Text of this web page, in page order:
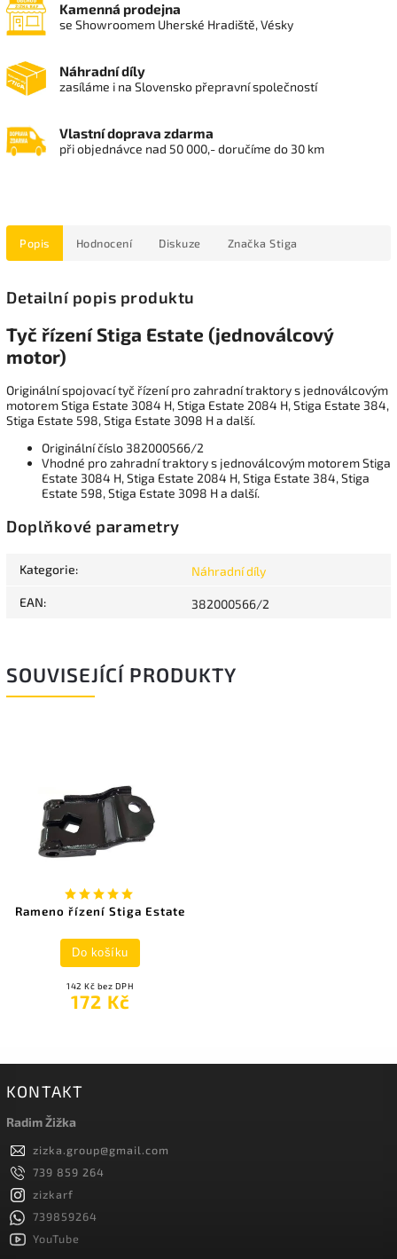
Kamenná prodejna
se Showroomem Uherské Hradiště, Vésky
Náhradní díly
zasíláme i na Slovensko přepravní společností
Vlastní doprava zdarma
při objednávce nad 50 000,- doručíme do 30 km
Popis Hodnocení Diskuze Značka Stiga
Detailní popis produktu
Tyč řízení Stiga Estate (jednoválcový
motor)
Originální spojovací tyč řízení pro zahradní traktory s jednoválcovým
motorem Stiga Estate 3084 H, Stiga Estate 2084 H, Stiga Estate 384,
Stiga Estate 598, Stiga Estate 3098 H a další.
Originální číslo 382000566/2
Vhodné pro zahradní traktory s jednoválcovým motorem Stiga
Estate 3084 H, Stiga Estate 2084 H, Stiga Estate 384, Stiga
Estate 598, Stiga Estate 3098 H a další.
Doplňkové parametry
Kategorie: Náhradní díly
EAN: 382000566/2
SOUVISEJÍCÍ PRODUKTY
Rameno řízení Stiga Estate
142 Kč bez DPH
172 Kč
Do košíku
KONTAKT
Radim Žižka
zizka.group@gmail.com
739 859 264
zizkarf
739859264
YouTube